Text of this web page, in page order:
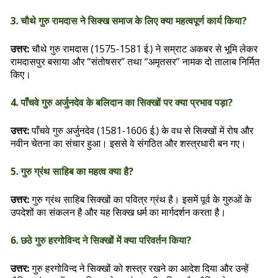
3. चौथे गुरु रामदास ने सिक्ख समाज के लिए क्या महत्वपूर्ण कार्य किया?
उत्तर:चौथे गुरु रामदास (1575-1581 ई.) ने सम्राट अकबर से भूमि लेकर
रामदासपुर बसाया और “संतोषसर” तथा “अमृतसर” नामक दो तालाब निर्मित
किए।
4. पाँचवे गुरु अर्जुनदेव के बलिदान का सिक्खों पर क्या प्रभाव पड़ा?
उत्तर:पाँचवे गुरु अर्जुनदेव (1581-1606 ई.) के वध से सिक्खों में रोष और
नवीन चेतना का संचार हुआ। इससे वे संगठित और शस्त्रधारी बन गए।
5. गुरु ग्रंथ साहिब का महत्व क्या है?
उत्तर:गुरु ग्रंथ साहिब सिक्खों का पवित्र ग्रंथ है। इसमें पूर्व के गुरुओं के
उपदेशों का संकलन है और यह सिक्ख धर्म का मार्गदर्शन करता है।
6. छठे गुरु हरगोविन्द ने सिक्खों में क्या परिवर्तन किया?
उत्तर:गुरु हरगोविन्द ने सिक्खों को शस्त्र रखने का आदेश दिया और उन्हें